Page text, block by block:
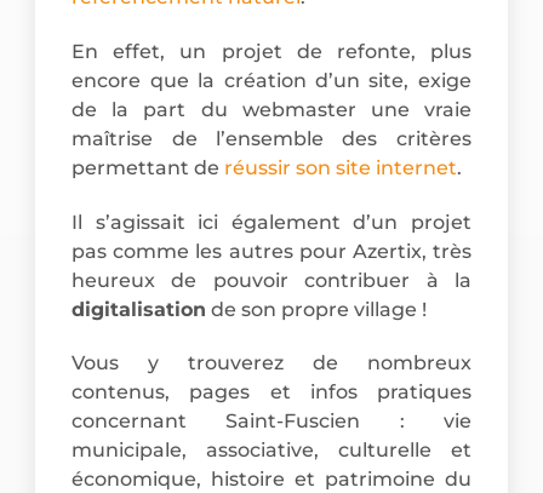
En effet, un projet de refonte, plus
encore que la création d’un site, exige
de la part du webmaster une vraie
maîtrise de l’ensemble des critères
permettant de réussir son site internet.
Il s’agissait ici également d’un projet
pas comme les autres pour Azertix, très
heureux de pouvoir contribuer à la
digitalisation de son propre village !
Vous y trouverez de nombreux
contenus, pages et infos pratiques
concernant Saint-Fuscien : vie
municipale, associative, culturelle et
économique, histoire et patrimoine du